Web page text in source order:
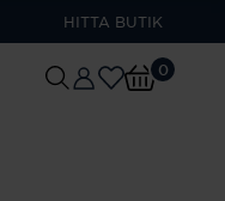
HITTA BUTIK
0